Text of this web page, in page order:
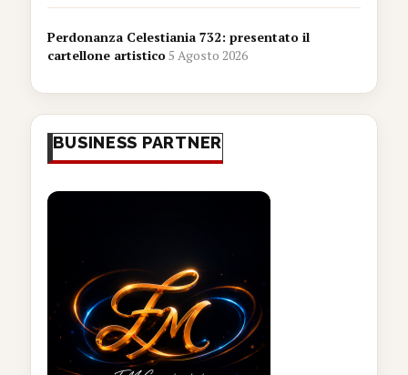
Perdonanza Celestiania 732: presentato il
cartellone artistico5 Agosto 2026
BUSINESS PARTNER